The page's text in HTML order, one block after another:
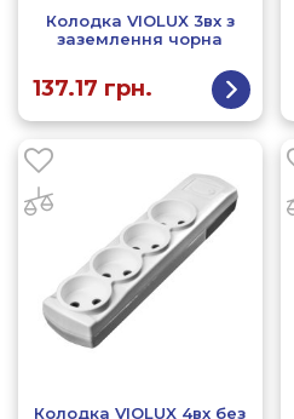
Колодка VIOLUX 3вх з
заземлення чорна
137.17 грн.
Колодка VIOLUX 4вх без